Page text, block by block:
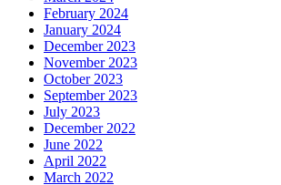
February 2024
January 2024
December 2023
November 2023
October 2023
September 2023
July 2023
December 2022
June 2022
April 2022
March 2022